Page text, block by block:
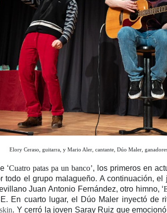
Elory Ceraso, guitarra, y Mario Aler, cantante, Dúo Maler,
‘Cuatro patas pa un banco’, los primeros en
el grupo malagueño. A continuación,
Juan Antonio Fernández, otro himno, ‘
En cuarto lugar, el Dúo Maler inyectó de
. Y cerró la joven Saray Ruiz que